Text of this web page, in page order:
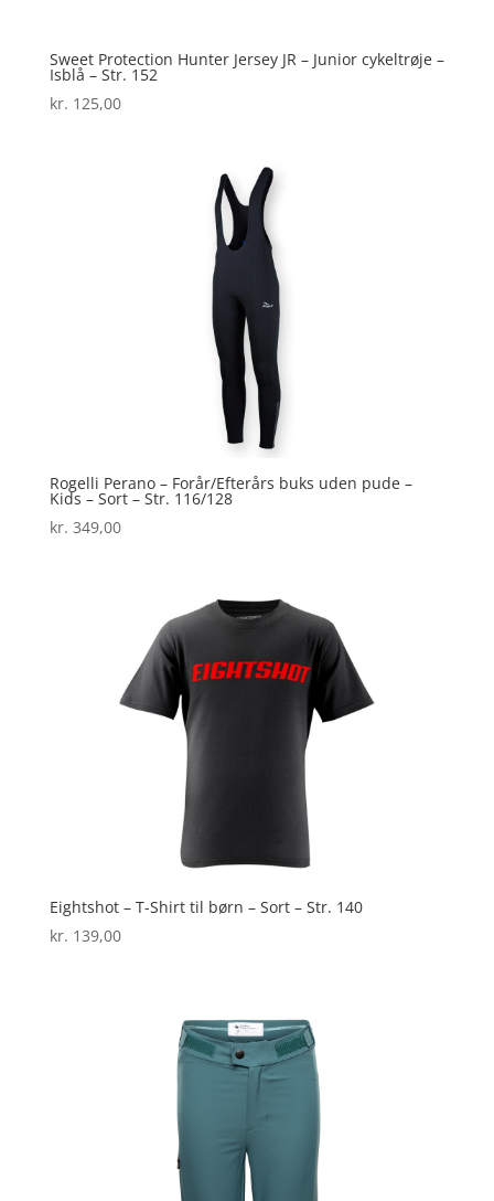
Sweet Protection Hunter Jersey JR – Junior cykeltrøje –
Isblå – Str. 152
kr. 125,00
Rogelli Perano – Forår/Efterårs buks uden pude –
Kids – Sort – Str. 116/128
kr. 349,00
Eightshot – T-Shirt til børn – Sort – Str. 140
kr. 139,00